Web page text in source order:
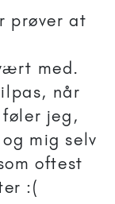
prøver at
med.
når
jeg,
mig selv
oftest
:(